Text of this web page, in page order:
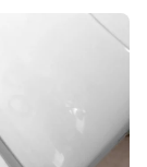
humides,
pour